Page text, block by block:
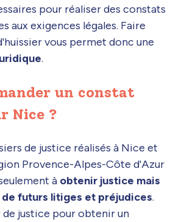
pour réaliser des constats
aux exigences légales. Faire
vous permet donc une
.
un constat
Nice ?
de justice réalisés à Nice et
Provence-Alpes-Côte d'Azur
à obtenir justice mais
futurs litiges et préjudices.
de justice pour obtenir un